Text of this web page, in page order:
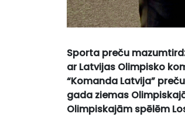
Sporta preču
ar Latvijas Olimpisko
“Komanda Latvija”
gada ziemas
Olimpiskajām spēlēm